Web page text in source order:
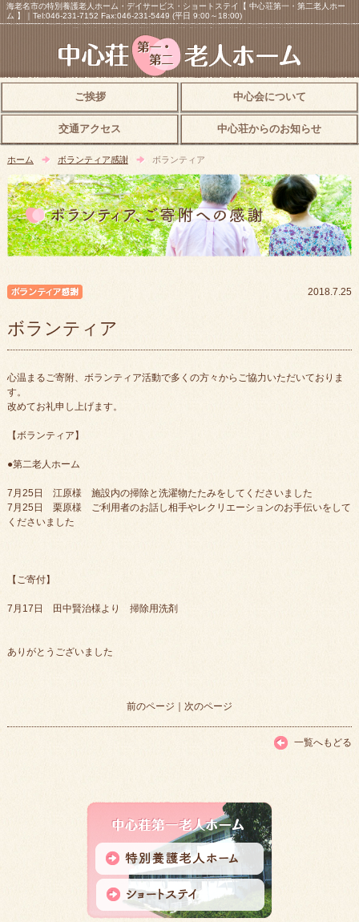
海老名市の特別養護老人ホーム・デイサービス・ショートステイ【 中心荘第一・第二老人ホー
ム 】｜Tel:046-231-7152 Fax:046-231-5449 (平日 9:00～18:00)
ご挨拶 中心会について
交通アクセス 中心荘からのお知らせ
ホーム ボランティア感謝 ボランティア
2018.7.25
ボランティア
心温まるご寄附、ボランティア活動で多くの方々からご協力いただいておりま
す。
改めてお礼申し上げます。
【ボランティア】
●第二老人ホーム
7月25日 江原様 施設内の掃除と洗濯物たたみをしてくださいました
7月25日 栗原様 ご利用者のお話し相手やレクリエーションのお手伝いをして
くださいました
【ご寄付】
7月17日 田中賢治様より 掃除用洗剤
ありがとうございました
前のページ ｜ 次のページ
一覧へもどる